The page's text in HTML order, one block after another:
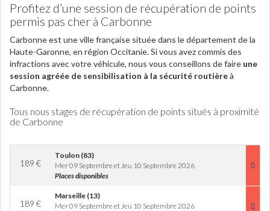
Profitez d’une session de récupération de points
permis pas cher à Carbonne
Carbonne est une ville française située dans le département de la
Haute-Garonne, en région Occitanie. Si vous avez commis des
infractions avec votre véhicule, nous vous conseillons de faire une
session agréée de sensibilisation à la sécurité routièreà
Carbonne.
Tous nous stages de récupération de points situés à proximité
de Carbonne
189 €
Toulon (83)
Mer 09 Septembre et Jeu 10 Septembre 2026
Places disponibles
189 €
Marseille (13)
Mer 09 Septembre et Jeu 10 Septembre 2026